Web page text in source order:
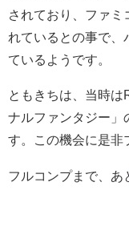
されており、ファミ
れているとの事で、
ているようです。
ともきちは、当時は
ナルファンタジー」
す。この機会に是非
フルコンプまで、あ